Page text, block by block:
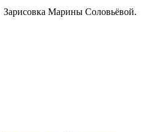
Зарисовка Марины Соловьёвой.